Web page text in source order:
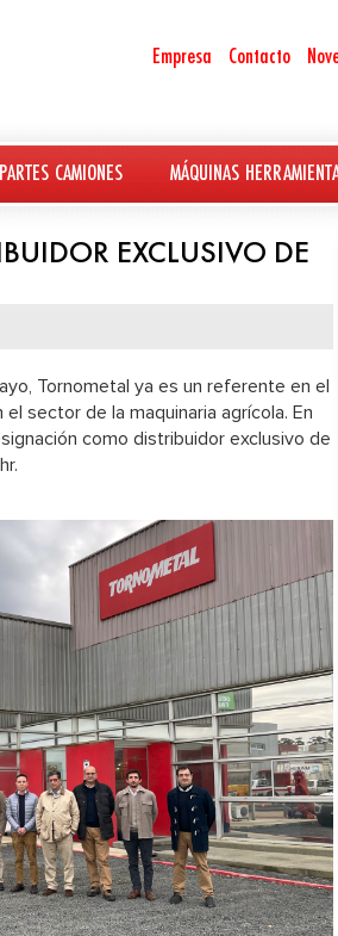
Empresa Contacto
PARTES CAMIONES MÁQUINAS
EXCLUSIVO DE
Tornometal ya es un referente en el
sector de la maquinaria agrícola. En
como distribuidor exclusivo de